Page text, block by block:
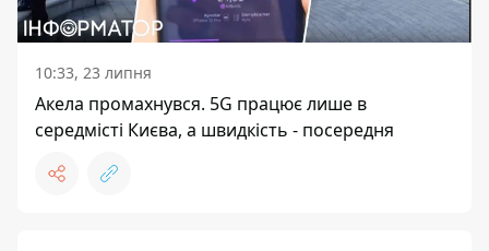
10:33, 23 липня
Акела промахнувся. 5G працює лише в
середмісті Києва, а швидкість - посередня